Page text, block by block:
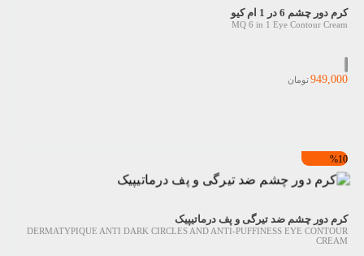
کرم دور چشم 6 در 1 ام کیو
MQ 6 in 1 Eye Contour Cream
949,000تومان
%10
کرم دور چشم ضد تیرگی و پف درماتیپیک
DERMATYPIQUE ANTI DARK CIRCLES AND ANTI-PUFFINESS EYE CONTOUR
CREAM